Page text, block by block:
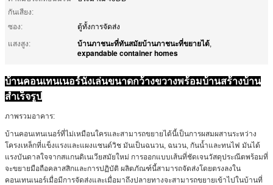
กันเสียง:
ซอง:
ตู้ทั้งการจัดส่ง
แสงสูง:
บ้านภาชนะที่ทันสมัยบ้านภาชนะที่ขยายได้,
expandable container homes
บ้านคอนเทนเนอร์นั่งเล่นขนาดกว้างขวางพร้อมบ้านสร้างบ้าน
สำเร็จรูป
ภาพรวมอาคาร:
บ้านคอนเทนเนอร์ที่ไม่เหมือนใครและสามารถขยายได้นี้เป็นการผสมผสานระหว่าง
โครงเหล็กที่แข็งแรงและแผงแซนด์วิช มันเป็นฉนวน, ฉนวน, กันน้ำและทนไฟ มันได้
แรงบันดาลใจจากสแกนดิเนเวียสมัยใหม่ การออกแบบเส้นที่ชัดเจนวัสดุประณีตพร้อมที่
จะขยายมือถือคลาสสิกและการปฏิบัติ ผลิตภัณฑ์นี้สามารถจัดส่งโดยตรงลงใน
คอนเทนเนอร์เมื่อมีการจัดส่งและเมื่อมาถึงปลายทางจะสามารถขยายเข้าไปในบ้านที่